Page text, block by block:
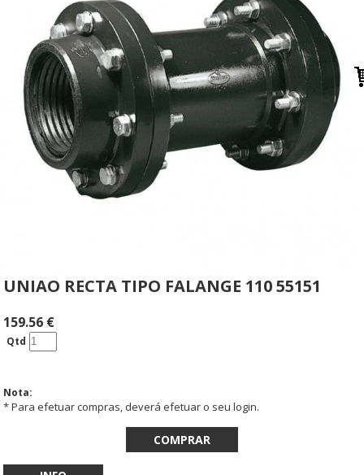
UNIAO RECTA TIPO FALANGE 110 55151
159.56 €
Qtd
Nota:
* Para efetuar compras, deverá efetuar o seu login.